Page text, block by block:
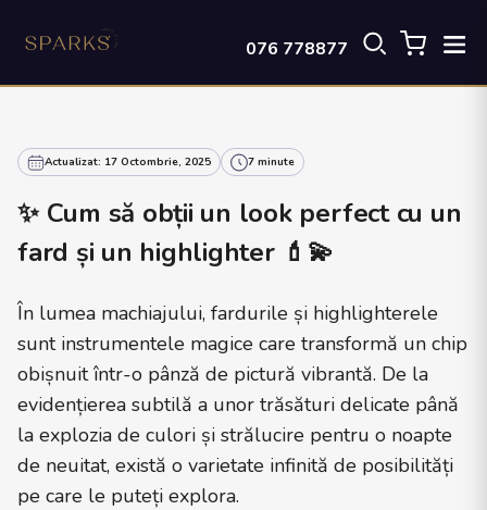
076 778877
Actualizat: 17 Octombrie, 2025 7 minute
✨ Cum să obții un look perfect cu un
fard și un highlighter 💄💫
În lumea machiajului, fardurile și highlighterele
sunt instrumentele magice care transformă un chip
obișnuit într-o pânză de pictură vibrantă. De la
evidențierea subtilă a unor trăsături delicate până
la explozia de culori și strălucire pentru o noapte
de neuitat, există o varietate infinită de posibilități
pe care le puteți explora.